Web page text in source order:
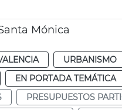
Mónica
URBANISMO
EN PORTADA TEMÁTICA
PRESUPUESTOS